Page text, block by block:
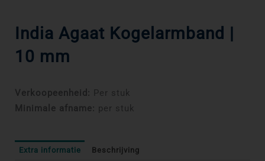
India Agaat Kogelarmband |
10 mm
Verkoopeenheid: Per stuk
Minimale afname: per stuk
Extra informatie Beschrijving